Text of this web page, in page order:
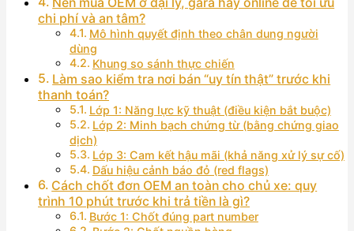
chi phí và an tâm?
Mô hình quyết định theo chân dung người
dùng
Khung so sánh thực chiến
Làm sao kiểm tra nơi bán “uy tín thật” trước khi
thanh toán?
Lớp 1: Năng lực kỹ thuật (điều kiện bắt buộc)
Lớp 2: Minh bạch chứng từ (bằng chứng giao
dịch)
Lớp 3: Cam kết hậu mãi (khả năng xử lý sự cố)
Dấu hiệu cảnh báo đỏ (red flags)
Cách chốt đơn OEM an toàn cho chủ xe: quy
trình 10 phút trước khi trả tiền là gì?
Bước 1: Chốt đúng part number